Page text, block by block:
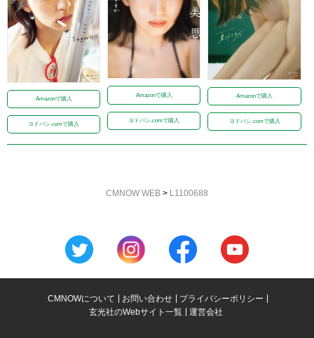
Amazonで購入
ヨドバシ.comで購入
Amazonで購入
ヨドバシ.comで購入
Amazonで購入
ヨドバシ.comで購入
CMNOW WEB > L1100688
CMNOWについて お問い合わせ
プライバシーポリシー
玄光社のWebサイト一覧
運営会社